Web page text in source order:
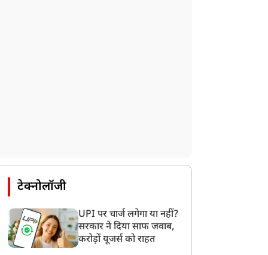
टेक्नोलॉजी
UPI पर चार्ज लगेगा या नहीं?
सरकार ने दिया साफ जवाब,
करोड़ों यूजर्स को राहत